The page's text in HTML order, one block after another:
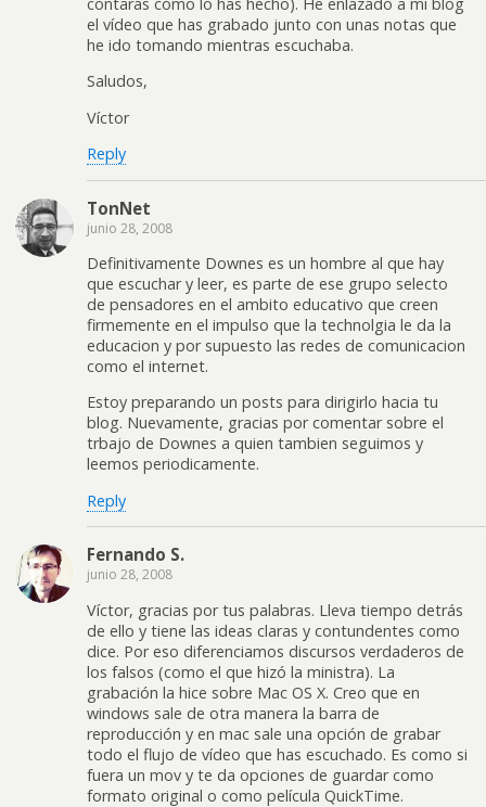
el vídeo que has grabado junto con unas notas que
he ido tomando mientras escuchaba.
Saludos,
Víctor
Reply
TonNet
junio 28, 2008
Definitivamente Downes es un hombre al que hay
que escuchar y leer, es parte de ese grupo selecto
de pensadores en el ambito educativo que creen
firmemente en el impulso que la technolgia le da la
educacion y por supuesto las redes de comunicacion
como el internet.
Estoy preparando un posts para dirigirlo hacia tu
blog. Nuevamente, gracias por comentar sobre el
trbajo de Downes a quien tambien seguimos y
leemos periodicamente.
Reply
Fernando S.
junio 28, 2008
Víctor, gracias por tus palabras. Lleva tiempo detrás
de ello y tiene las ideas claras y contundentes como
dice. Por eso diferenciamos discursos verdaderos de
los falsos (como el que hizó la ministra). La
grabación la hice sobre Mac OS X. Creo que en
windows sale de otra manera la barra de
reproducción y en mac sale una opción de grabar
todo el flujo de vídeo que has escuchado. Es como si
fuera un mov y te da opciones de guardar como
formato original o como película QuickTime.